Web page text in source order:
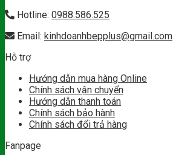
Hotline: 0988.586.525
Email: kinhdoanhbepplus@gmail.com
Hỗ trợ
Hướng dẫn mua hàng Online
Chính sách vận chuyển
Hướng dẫn thanh toán
Chính sách bảo hành
Chính sách đổi trả hàng
Fanpage